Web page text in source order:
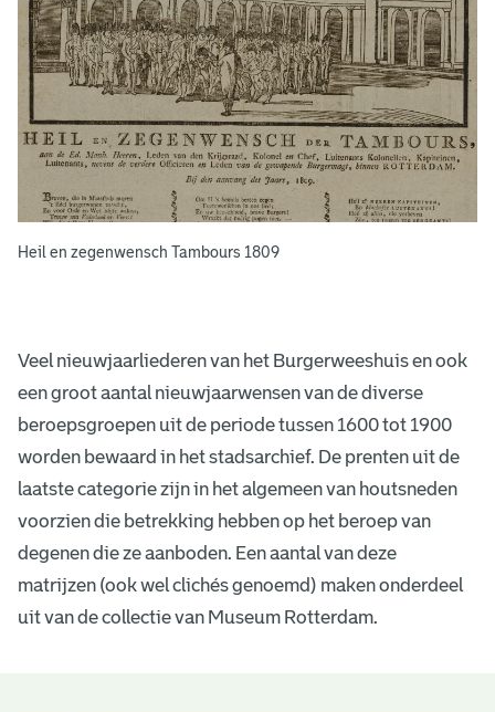
s
Heil en zegenwensch Tambours 1809
Veel nieuwjaarliederen van het Burgerweeshuis en ook
een groot aantal nieuwjaarwensen van de diverse
beroepsgroepen uit de periode tussen 1600 tot 1900
worden bewaard in het stadsarchief. De prenten uit de
laatste categorie zijn in het algemeen van houtsneden
voorzien die betrekking hebben op het beroep van
degenen die ze aanboden. Een aantal van deze
matrijzen (ook wel clichés genoemd) maken onderdeel
uit van de collectie van Museum Rotterdam.